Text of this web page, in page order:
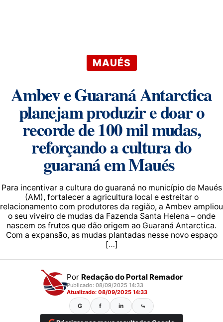
MAUÉS
Ambev e Guaraná Antarctica
planejam produzir e doar o
recorde de 100 mil mudas,
reforçando a cultura do
guaraná em Maués
Para incentivar a cultura do guaraná no município de Maués
(AM), fortalecer a agricultura local e estreitar o
relacionamento com produtores da região, a Ambev ampliou
o seu viveiro de mudas da Fazenda Santa Helena – onde
nascem os frutos que dão origem ao Guaraná Antarctica.
Com a expansão, as mudas plantadas nesse novo espaço
[…]
Por Redação do Portal Remador
Publicado: 08/09/2025 14:33
Atualizado: 08/09/2025 14:33
G f in ⤿